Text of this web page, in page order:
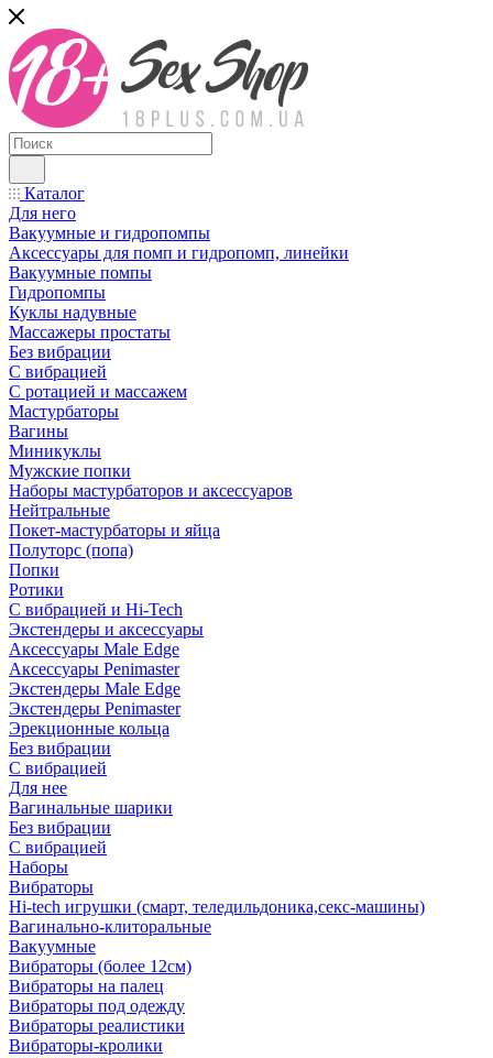
Каталог
Для него
Вакуумные и гидропомпы
Аксессуары для помп и гидропомп, линейки
Вакуумные помпы
Гидропомпы
Куклы надувные
Массажеры простаты
Без вибрации
С вибрацией
С ротацией и массажем
Мастурбаторы
Вагины
Миникуклы
Мужские попки
Наборы мастурбаторов и аксессуаров
Нейтральные
Покет-мастурбаторы и яйца
Полуторс (попа)
Попки
Ротики
С вибрацией и Hi-Tech
Экстендеры и аксессуары
Аксессуары Male Edge
Аксессуары Penimaster
Экстендеры Male Edge
Экстендеры Penimaster
Эрекционные кольца
Без вибрации
С вибрацией
Для нее
Вагинальные шарики
Без вибрации
С вибрацией
Наборы
Вибраторы
Hi-tech игрушки (смарт, теледильдоника,секс-машины)
Вагинально-клиторальные
Вакуумные
Вибраторы (более 12см)
Вибраторы на палец
Вибраторы под одежду
Вибраторы реалистики
Вибраторы-кролики